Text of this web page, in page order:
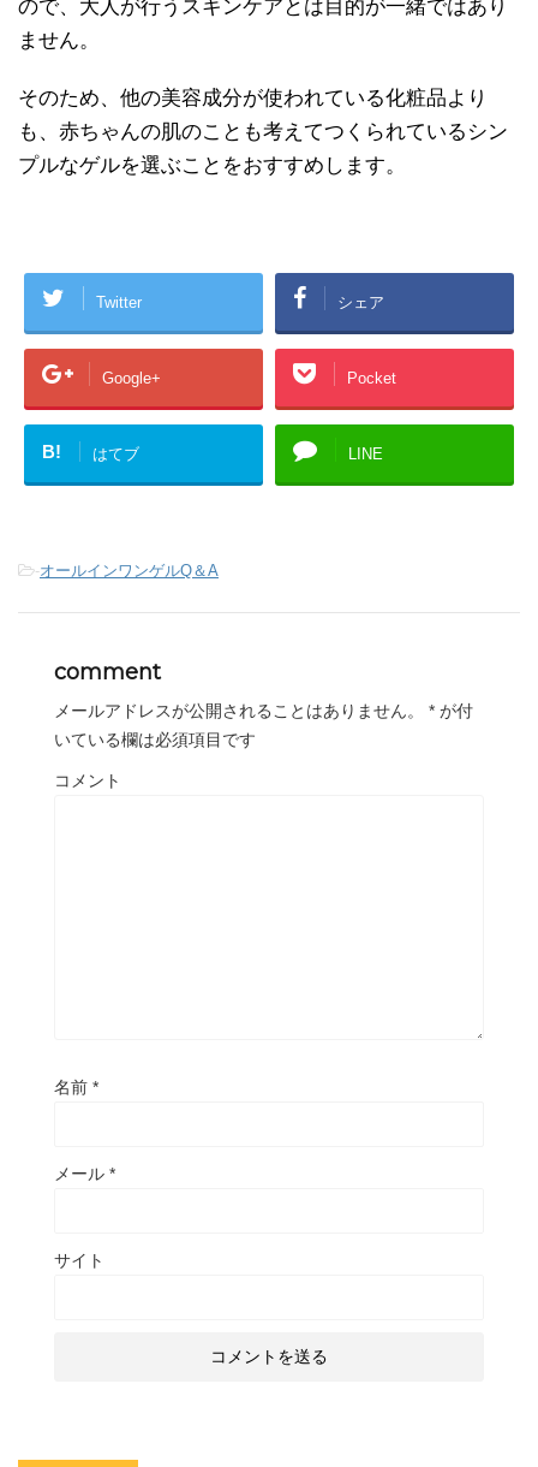
ので、大人が行うスキンケアとは目的が一緒ではあり
ません。
そのため、他の美容成分が使われている化粧品より
も、赤ちゃんの肌のことも考えてつくられているシン
プルなゲルを選ぶことをおすすめします。
Twitter シェア
Google+ Pocket
B! はてブ LINE
-オールインワンゲルQ＆A
comment
メールアドレスが公開されることはありません。 * が付
いている欄は必須項目です
コメント
名前 *
メール *
サイト